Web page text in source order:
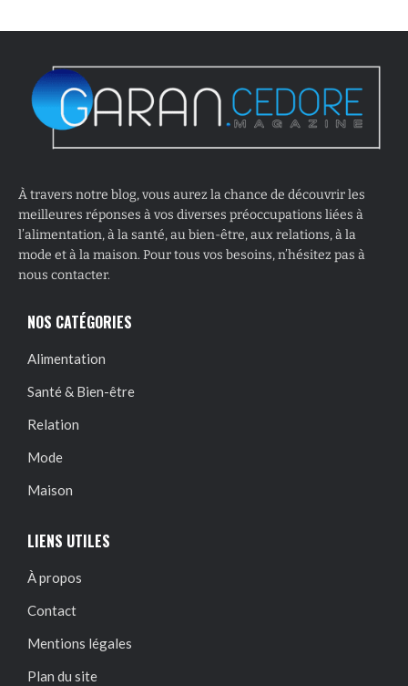
À travers notre blog, vous aurez la chance de découvrir les
meilleures réponses à vos diverses préoccupations liées à
l’alimentation, à la santé, au bien-être, aux relations, à la
mode et à la maison. Pour tous vos besoins, n’hésitez pas à
nous contacter.
NOS CATÉGORIES
Alimentation
Santé & Bien-être
Relation
Mode
Maison
LIENS UTILES
À propos
Contact
Mentions légales
Plan du site